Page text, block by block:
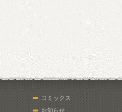
コミックス
お知らせ